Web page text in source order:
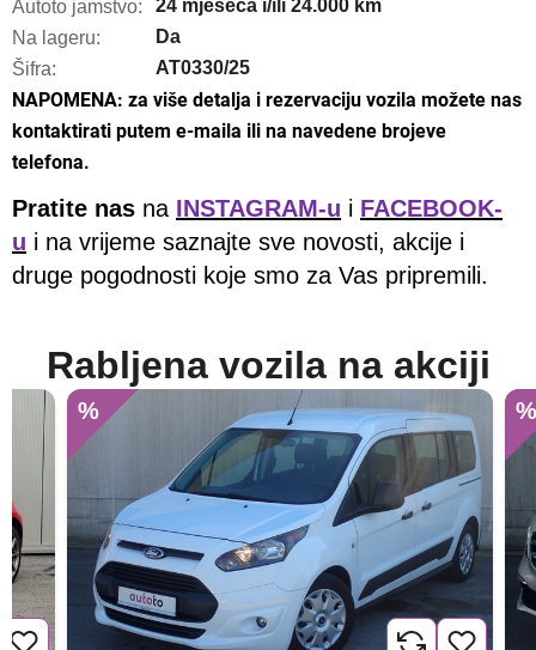
Autoto jamstvo:
24 mjeseca i/ili 24.000 km
Na lageru:
Da
Šifra:
AT0330/25
NAPOMENA: za više detalja i rezervaciju vozila možete nas
kontaktirati putem e-maila ili na navedene brojeve
telefona.
Pratite nas na INSTAGRAM-u i FACEBOOK-
u i na vrijeme saznajte sve novosti, akcije i
druge pogodnosti koje smo za Vas pripremili.
Rabljena vozila na akciji
%